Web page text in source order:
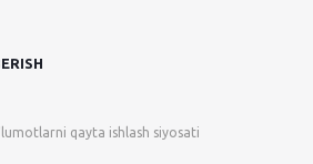
qayta ishlash siyosati